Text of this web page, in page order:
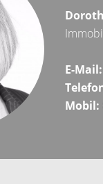
E-Mail:
Mobil: